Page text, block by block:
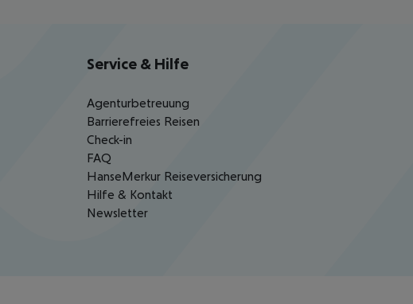
Service & Hilfe
Agenturbetreuung
Barrierefreies Reisen
Check-in
FAQ
HanseMerkur Reiseversicherung
Hilfe & Kontakt
Newsletter